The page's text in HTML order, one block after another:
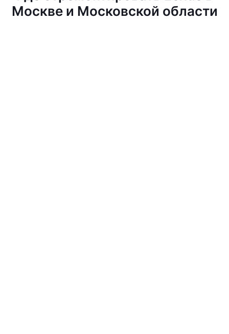
Москве и Московской области